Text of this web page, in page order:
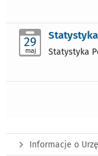
29
maj Statystyka
Informacje o